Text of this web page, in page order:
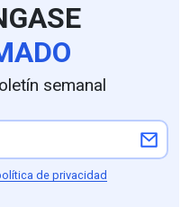
semanal
de privacidad